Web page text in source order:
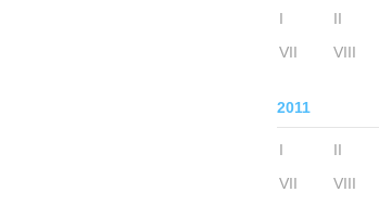
I II
VII
VIII
2011
I II
VII
VIII